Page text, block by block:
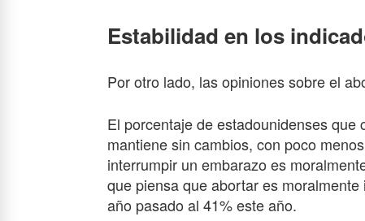
Estabilidad en los
Por otro lado, las opiniones sobre el
El porcentaje de estadounidenses
mantiene sin cambios, con poco
interrumpir un embarazo es
que piensa que abortar es
año pasado al 41% este año.